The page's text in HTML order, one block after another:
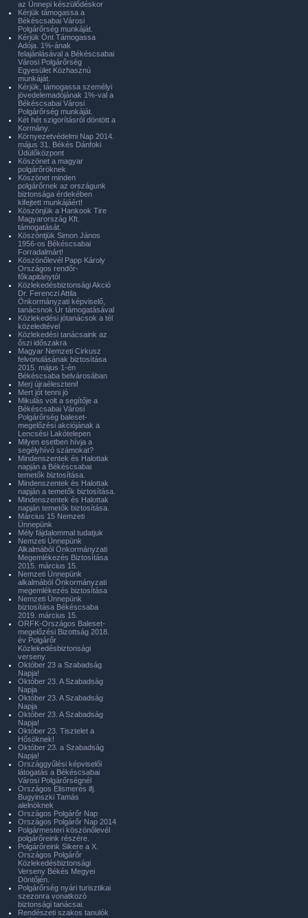
az Ünnepi készülődéskor
Kérjük támogassa a
Békéscsabai Városi
Polgárőrség munkáját.
Kérjük Önt Támogassa
Adója. 1%-ának
felajánlásával a Békéscsabai
Városi Polgárőrség
Egyesület Közhasznú
munkáját.
Kérjük, támogassa személyi
jövedelemadójának 1%-val a
Békéscsabai Városi
Polgárőrség munkáját.
Két hét szigorításról döntött a
Kormány.
Környezetvédelmi Nap 2014.
május 31. Békés Dánfoki
Üdülőközpont
Köszönet a magyar
polgárőröknek
Köszönet minden
polgárőrnek az országunk
biztonsága érdekében
kifejtett munkájáért!
Köszönjük a Hankook Tire
Magyarország Kft.
támogatását.
Köszöntjük Simon János
1956-os Békéscsabai
Forradalmárt!
Köszönőlevél Papp Károly
Országos rendőr-
főkapitánytól
Közlekedésbiztonsági Akció
Dr. Ferenczi Attila
Önkormányzati képviselő,
tanácsnok Úr támogatásával
Közlekedési jótanácsok a tél
közeledtével
Közlekedési tanácsaink az
őszi időszakra
Magyar Nemzeti Cirkusz
felvonulásának biztosítása
2015. május 1-én
Békéscsaba belvárosában
Merj újraéleszteni!
Mert jót tenni jó
Mikulás volt a segítője a
Békéscsabai Városi
Polgárőrség baleset-
megelőzési akciójának a
Lencsési Lakótelepen
Milyen esetben hívja a
segélyhívó számokat?
Mindenszentek és Halottak
napján a Békéscsabai
temetők biztosítása.
Mindenszentek és Halottak
napján a temetők biztosítása.
Mindenszentek és Halottak
napján temetők biztosítása.
Március 15 Nemzeti
Ünnepünk
Mély fájdalommal tudatjuk
Nemzeti Ünnepünk
Alkalmából Önkormányzati
Megemlékezés Biztosítása
2015. március 15.
Nemzeti Ünnepünk
alkalmából Önkormányzati
megemlékezés biztosítása
Nemzeti Ünnepünk
biztosítása Békéscsaba
2019. március 15.
ORFK-Országos Baleset-
megelőzési Bizottság 2018.
év Polgárőr
Közlekedésbiztonsági
verseny.
Október 23 a Szabadság
Napja!
Október 23. A Szabadság
Napja
Október 23. A Szabadság
Napja
Október 23. A Szabadság
Napja!
Október 23. Tisztelet a
Hősöknek!
Október 23. a Szabadság
Napja!
Országgyűlési képviselői
látogatás a Békéscsabai
Városi Polgárőrségnél
Országos Elismerés ifj.
Bugyinszki Tamás
alelnöknek
Országos Polgárőr Nap
Országos Polgárőr Nap 2014
Polgármesteri köszönőlevél
polgárőreink részére.
Polgárőreink Sikere a X.
Országos Polgárőr
Közlekedésbiztonsági
Verseny Békés Megyei
Döntőjén.
Polgárőrség nyári turisztikai
szezonra vonatkozó
biztonsági tanácsai.
Rendészeti szakos tanulók